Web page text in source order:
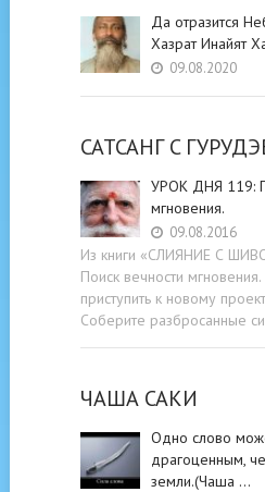
Да отразится
Хазрат Инайят
09.08.2020
САТСАНГ C
УРОК ДНЯ 119:
мгновения.
09.08.2016
Из книги «СЛИЯНИЕ С
Поиск вечности
приступить к новому
Соберите разбросанные
ЧАША САКИ
Одно слово
драгоценным,
земли.(Чаша …